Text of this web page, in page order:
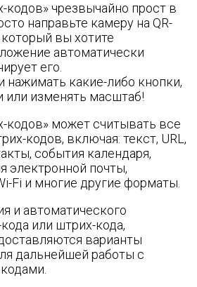
кодов» чрезвычайно прост в
направьте камеру на QR-
вы хотите
автоматически
его.
нажимать какие-либо кнопки,
или изменять масштаб!
кодов» может считывать все
кодов, включая: текст, URL,
события календаря,
электронной почты,
Fi и многие другие форматы.
и автоматического
или штрих-кода,
варианты
дальнейшей работы с